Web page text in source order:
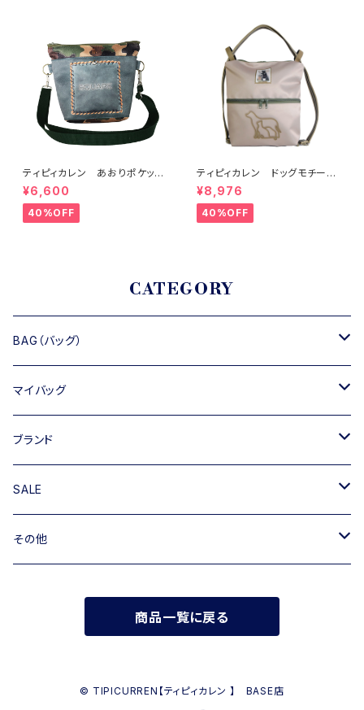
ティピィカレン あおりポケット
スクエアショルダーバッグ
¥6,600
40%OFF
ティピィカレン ドッグモチーフ
2WAYショルダーリュック
¥8,976
40%OFF
CATEGORY
BAG（バッグ）
トートバッグ
ショルダーバッグ
ハンドバッグ
ミニバッグ・クラッチバッグ
マイバッグ
キャンバス
ブランド
TIPICURREN
M rose
FERUUCCIO VECCHI
SALE
バッグ
その他
商品一覧に戻る
© TIPICURREN【ティピィカレン 】 BASE店